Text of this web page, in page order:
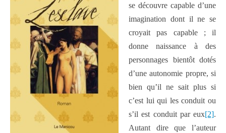
se découvre capable d’une
imagination dont il ne se
croyait pas capable ; il
donne naissance à des
personnages bientôt dotés
d’une autonomie propre, si
bien qu’il ne sait plus si
c’est lui qui les conduit ou
s’il est conduit par eux[2].
Autant dire que l’auteur